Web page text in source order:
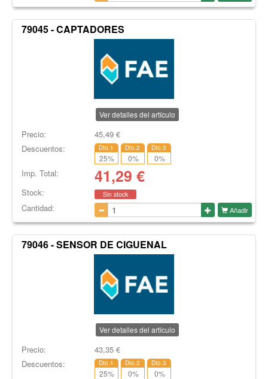
79045 - CAPTADORES
Ver detalles del artículo
Precio: 45,49€
Descuentos:
Dto.1
25%
Dto.2
0%
Dto.3
0%
Imp. Total: 41,29 €
Stock: Sin stock
Cantidad: Añadir
79046 - SENSOR DE CIGUENAL
Ver detalles del artículo
Precio: 43,35€
Descuentos:
Dto.1
25%
Dto.2
0%
Dto.3
0%